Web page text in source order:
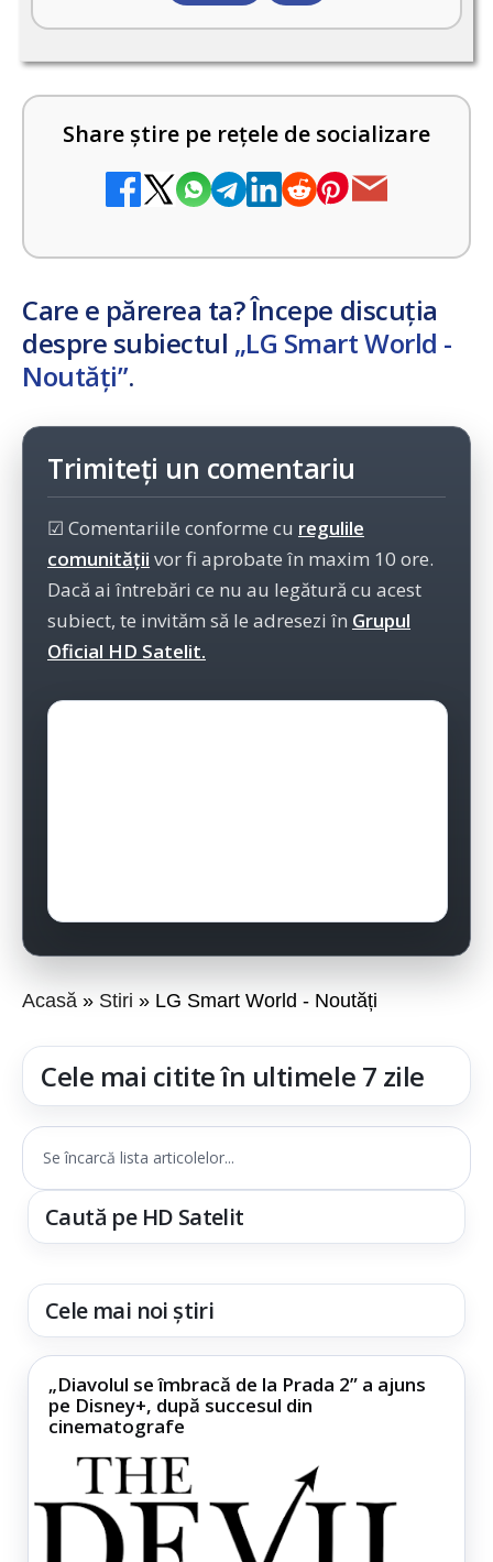
Share știre pe rețele de socializare
Care e părerea ta? Începe discuția
despre subiectul „LG Smart World -
Noutăți”.
Trimiteți un comentariu
☑ Comentariile conforme cu regulile
comunității vor fi aprobate în maxim 10 ore.
Dacă ai întrebări ce nu au legătură cu acest
subiect, te invităm să le adresezi în Grupul
Oficial HD Satelit.
Acasă Stiri LG Smart World - Noutăți
Cele mai citite în ultimele 7 zile
Se încarcă lista articolelor...
Caută pe HD Satelit
Cele mai noi știri
„Diavolul se îmbracă de la Prada 2” a ajuns
pe Disney+, după succesul din
cinematografe